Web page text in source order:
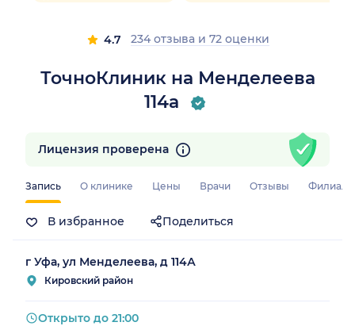
ТочноКлиник на Менделеева
114а
4.7 234 отзыва и 72 оценки
Запись О клинике Цены Врачи Отзывы Филиалы
В избранное Поделиться
Лицензия проверена
г Уфа, ул Менделеева, д 114А
Кировский район
Открыто до 21:00